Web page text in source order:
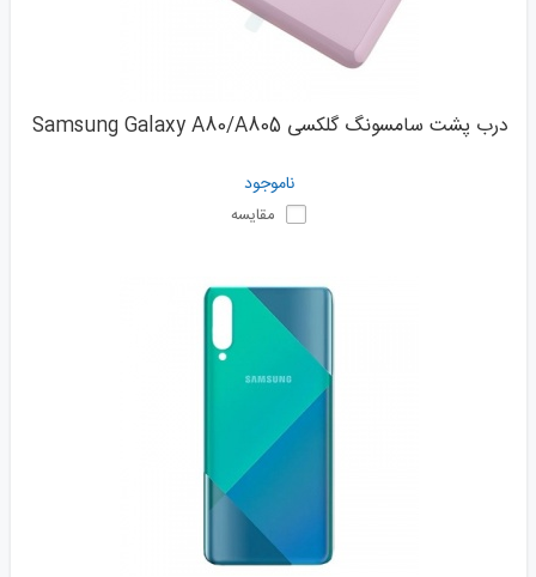
درب پشت سامسونگ گلکسی Samsung Galaxy A80/A805
ناموجود
مقایسه